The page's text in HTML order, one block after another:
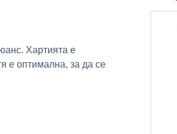
Хартията е
е оптимална, за да се